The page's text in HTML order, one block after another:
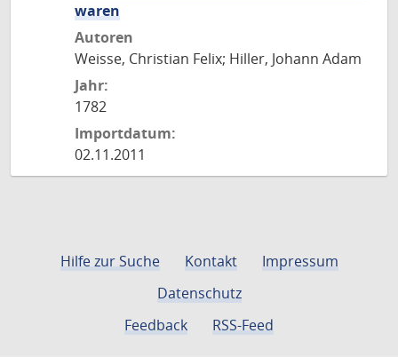
waren
Autoren
Weisse, Christian Felix; Hiller, Johann Adam
Jahr:
1782
Importdatum:
02.11.2011
Hilfe zur Suche Kontakt
Impressum
Datenschutz
Feedback
RSS-Feed